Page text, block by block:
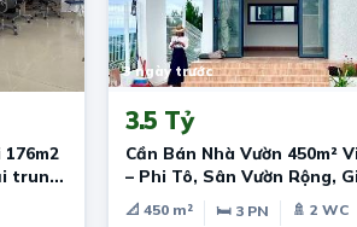
trung
3 ngày trước
3.5 Tỷ
Cần Bán Nhà Vườn 450m²
– Phi Tô, Sân Vườn Rộng,
📐 450 m² 🛏 3 PN
🚿 2 WC